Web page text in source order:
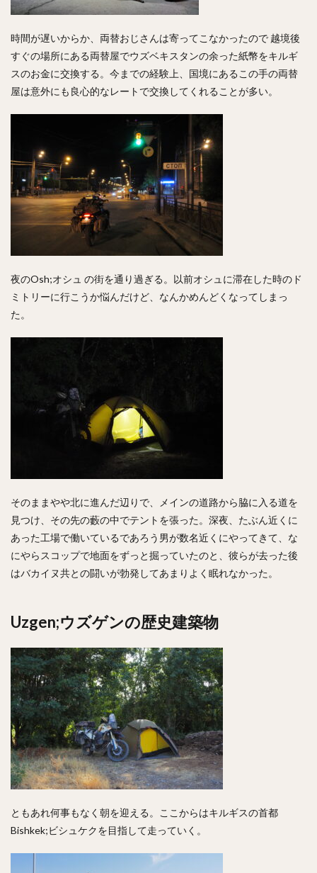
時間が遅いからか、両替おじさんは寄ってこなかったので 越境後
すぐの場所にある両替屋でウズベキスタンの余った紙幣をキルギ
スのお金に交換する。今までの経験上、国境にあるこの手の両替
屋は意外にも良心的なレートで交換してくれることが多い。
夜のOsh;オシュ の街を通り過ぎる。以前オシュに滞在した時のド
ミトリーに行こうか悩んだけど、なんかめんどくなってしまっ
た。
そのままやや北に進んだ辺りで、メインの道路から脇に入る道を
見つけ、その先の藪の中でテントを張った。深夜、たぶん近くに
あった工場で働いているであろう男が数名近くにやってきて、な
にやらスコップで地面をずっと掘っていたのと、彼らが去った後
はバカイヌ共との闘いが勃発してあまりよく眠れなかった。
Uzgen;ウズゲンの歴史建築物
ともあれ何事もなく朝を迎える。ここからはキルギスの首都
Bishkek;ビシュケクを目指して走っていく。